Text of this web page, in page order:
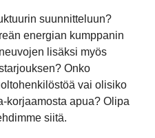
suunnitteluun?
energian kumppanin
lisäksi myös
Onko
vai olisiko
korjaamosta apua? Olipa
siitä.